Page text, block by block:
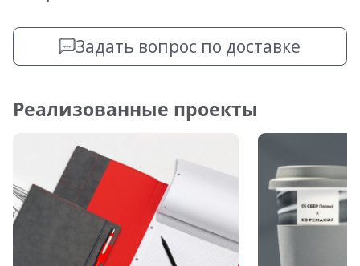
Задать вопрос по доставке
Реализованные проекты